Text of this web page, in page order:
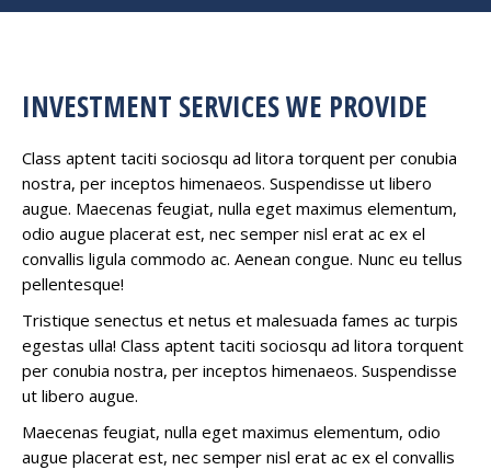
INVESTMENT SERVICES WE PROVIDE
Class aptent taciti sociosqu ad litora torquent per conubia
nostra, per inceptos himenaeos. Suspendisse ut libero
augue. Maecenas feugiat, nulla eget maximus elementum,
odio augue placerat est, nec semper nisl erat ac ex el
convallis ligula commodo ac. Aenean congue. Nunc eu tellus
pellentesque!
Tristique senectus et netus et malesuada fames ac turpis
egestas ulla! Class aptent taciti sociosqu ad litora torquent
per conubia nostra, per inceptos himenaeos. Suspendisse
ut libero augue.
Maecenas feugiat, nulla eget maximus elementum, odio
augue placerat est, nec semper nisl erat ac ex el convallis